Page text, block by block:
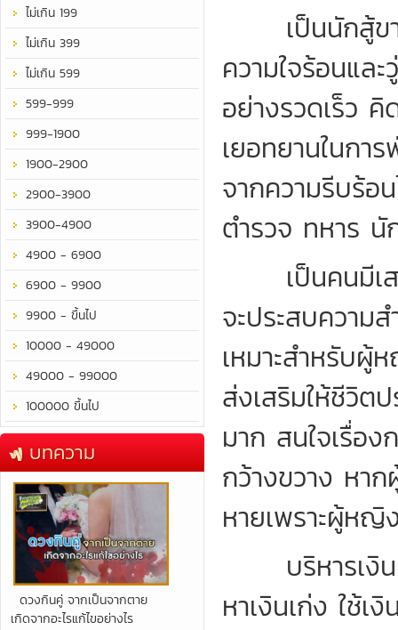
ไม่เกิน 199
ไม่เกิน 399
ไม่เกิน 599
599-999
999-1900
1900-2900
2900-3900
3900-4900
4900 - 6900
6900 - 9900
9900 - ขึ้นไป
10000 - 49000
49000 - 99000
100000 ขึ้นไป
บทความ
​ดวงกินคู่ จากเป็นจากตาย
เกิดจากอะไรแก้ไขอย่างไร
เป็นนักสู้ขา
ความใจร้อนแล
อย่างรวดเร็ว คิ
เยอทยานในก
จากความรีบร้อ
ตำรวจ ทหาร นั
เป็นคนมีเสน่
จะประสบความ
เหมาะสำหรับ
ส่งเสริมให้ชีวิต
มาก สนใจเรื่อ
กว้างขวาง หาก
หายเพราะผู้หญิ
บริหารเงิน
หาเงินเก่ง ใช้